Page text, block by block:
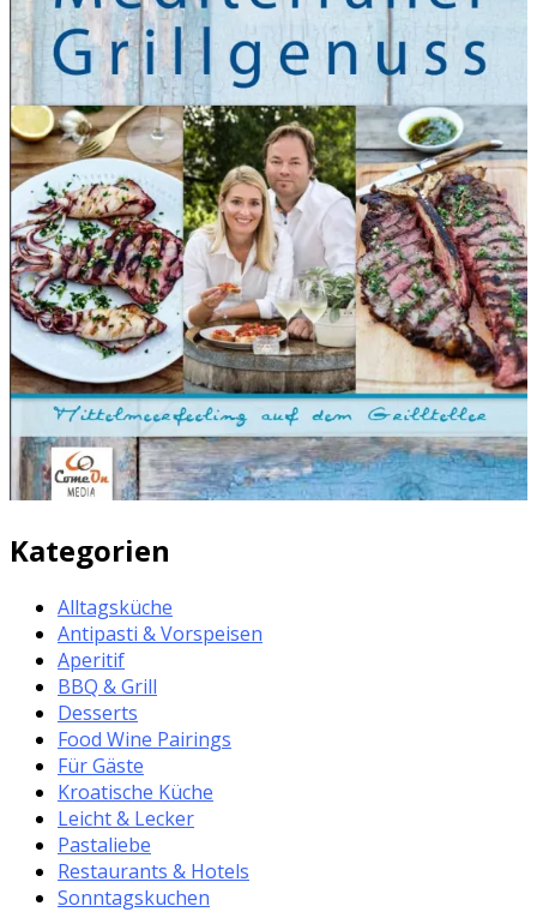
Kategorien
Alltagsküche
Antipasti & Vorspeisen
Aperitif
BBQ & Grill
Desserts
Food Wine Pairings
Für Gäste
Kroatische Küche
Leicht & Lecker
Pastaliebe
Restaurants & Hotels
Sonntagskuchen